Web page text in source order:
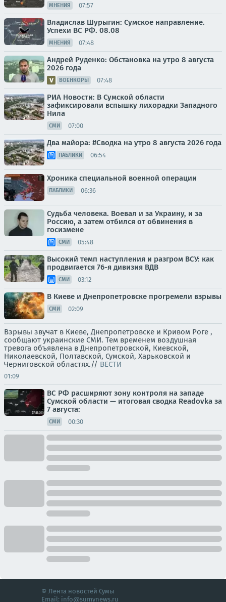
МНЕНИЯ 07:57
Владислав Шурыгин: Сумское направление.
Успехи ВС РФ. 08.08
МНЕНИЯ 07:48
Андрей Руденко: Обстановка на утро 8 августа
2026 года
ВОЕНКОРЫ 07:48
РИА Новости: В Сумской области
зафиксировали вспышку лихорадки Западного
Нила
СМИ 07:00
Два майора: #Сводка на утро 8 августа 2026 года
ПАБЛИКИ 06:54
Хроника специальной военной операции
ПАБЛИКИ 06:36
Судьба человека. Воевал и за Украину, и за
Россию, а затем отбился от обвинения в
госизмене
СМИ 05:48
Высокий темп наступления и разгром ВСУ: как
продвигается 76-я дивизия ВДВ
СМИ 03:12
В Киеве и Днепропетровске прогремели взрывы
СМИ 02:09
Взрывы звучат в Киеве, Днепропетровске и Кривом Роге ,
сообщают украинские СМИ. Тем временем воздушная
тревога объявлена в Днепропетровской, Киевской,
Николаевской, Полтавской, Сумской, Харьковской и
Черниговской областях.// ВЕСТИ
01:09
ВС РФ расширяют зону контроля на западе
Сумской области — итоговая сводка Readovka за
7 августа:
СМИ 00:30
© Лента новостей Сумы
Email: info@sumynews.ru